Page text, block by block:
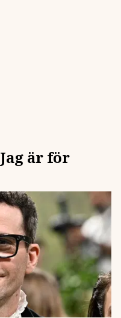
är för